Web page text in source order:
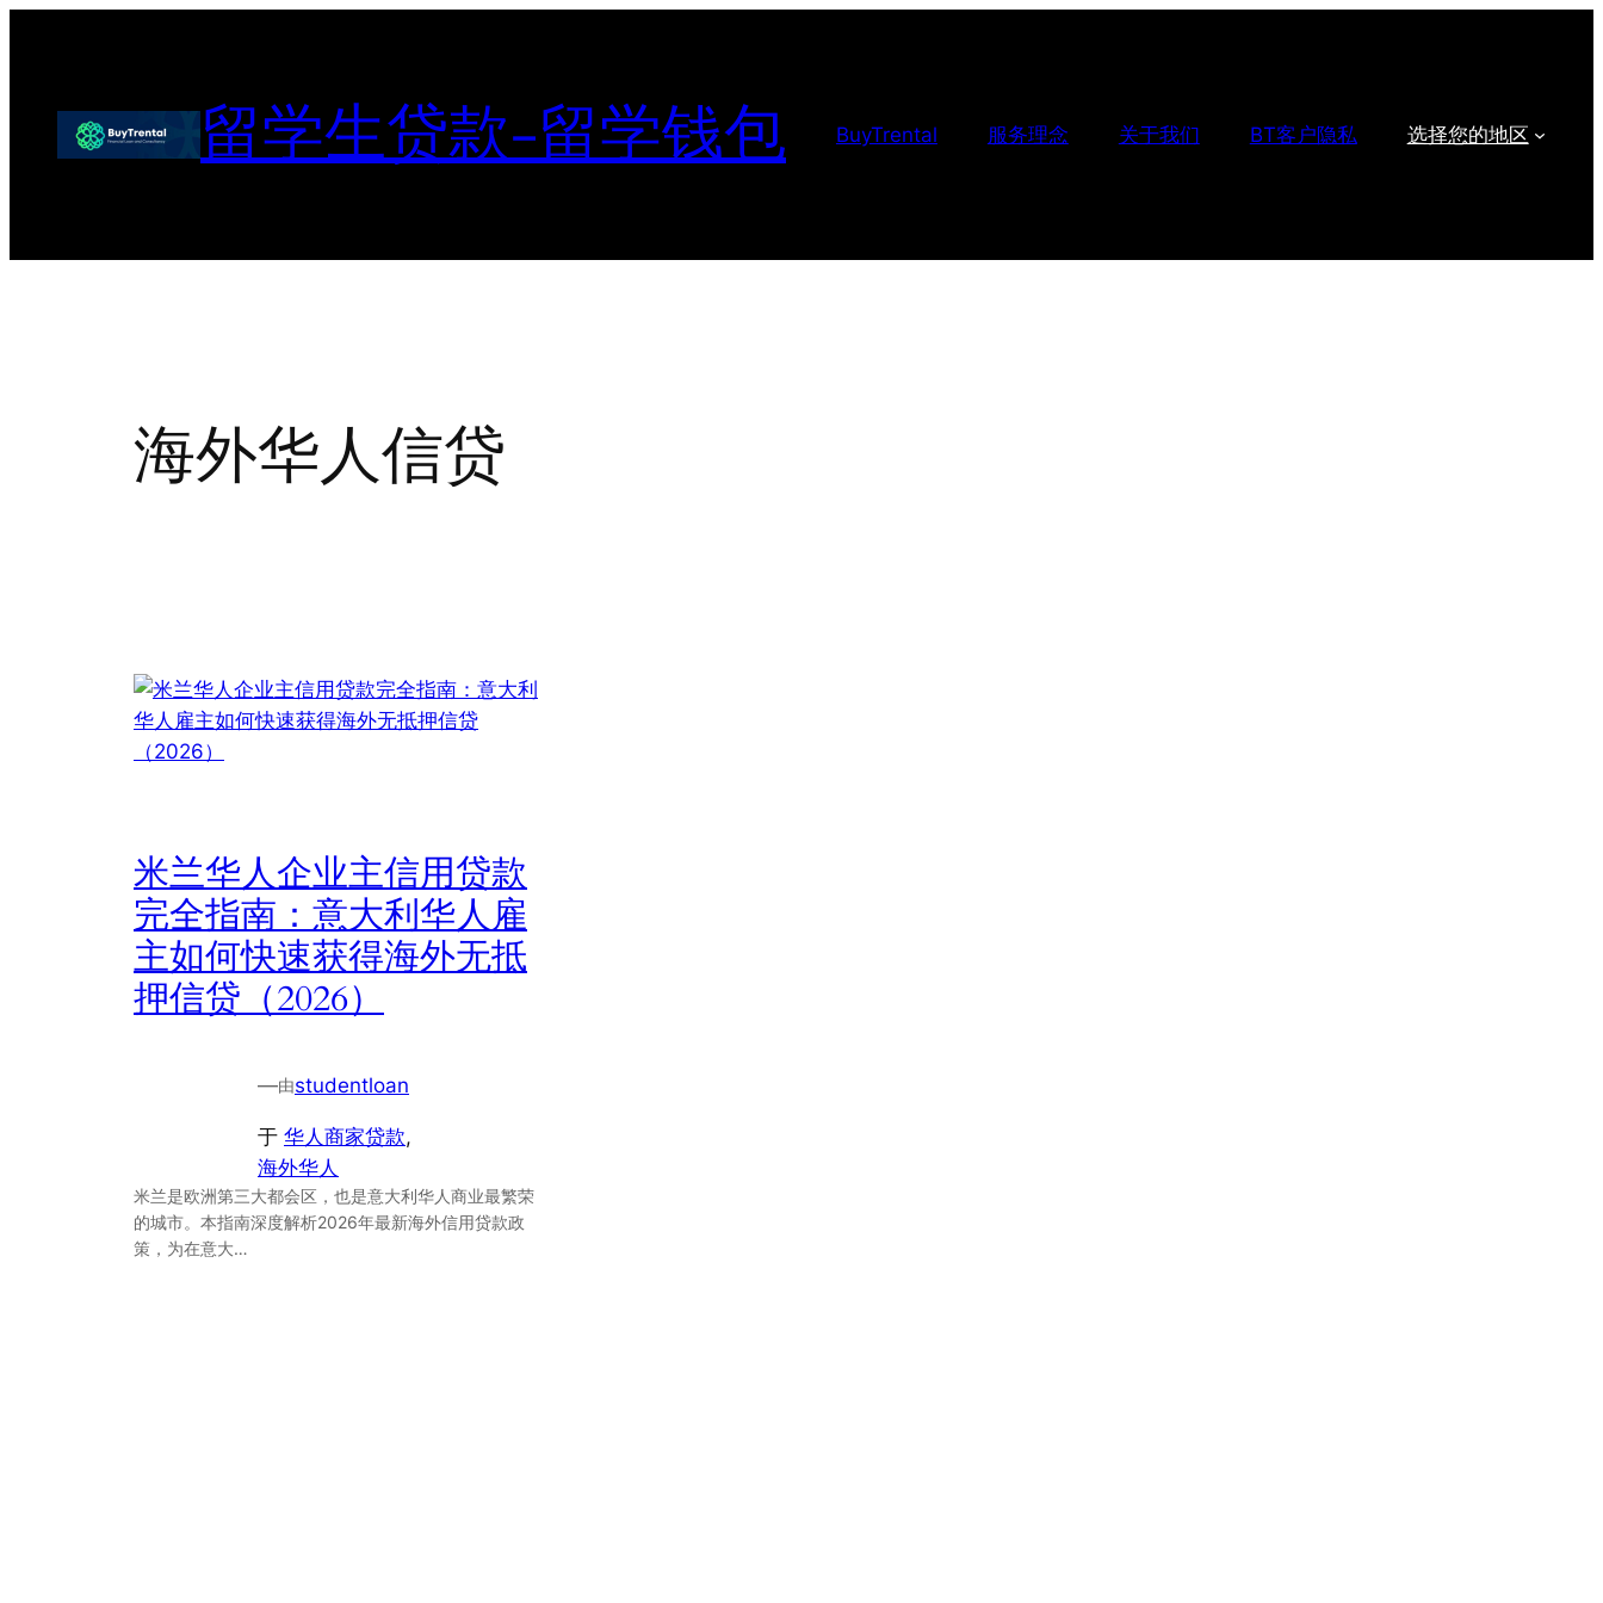
留学生贷款-留学钱包 BuyTrental 服务理念 关于我们 BT客户隐私 选择您的地区
海外华人信贷
米兰华人企业主信用贷款
完全指南：意大利华人雇
主如何快速获得海外无抵
押信贷（2026）
—由studentloan
于 华人商家贷款
海外华人
米兰是欧洲第三大都会区，也是意大利华人商业最繁荣
的城市。本指南深度解析2026年最新海外信用贷款政
策，为在意大…